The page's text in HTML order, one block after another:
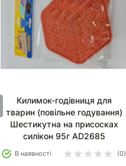
Килимок-годівниця для
тварин (повільне годування)
Шестикутна на присосках
силікон 95г AD2685
В наявності (0)